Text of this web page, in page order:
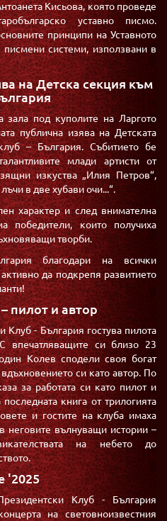
Кисьова, която проведе
уставно писмо.
принципи на Уставното
системи, използвани в
на Детска секция към
под куполите на Ларгото
публична изява на Детската
– България. Събитието бе
млади артисти от
изкуства „Илия Петров“,
в две хубави очи...“.
характер и след внимателна
победители, които получиха
творби.
благодари на всички
да подкрепя развитието
пилот и автор
- България гостува пилота
впечатляващите си близо 23
Колев сподели своя богат
си като автор. По
за работата си като пилот и
книга от трилогията
и гостите на клуба имаха
неговите вълнуващи истории –
на небето до
'2025
Клуб - България
на световноизвестния